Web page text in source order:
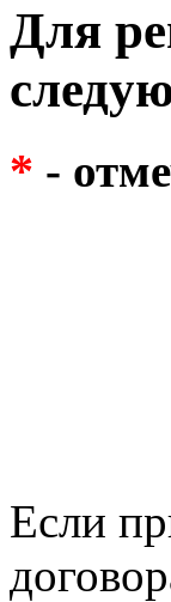
Для
* -
Если